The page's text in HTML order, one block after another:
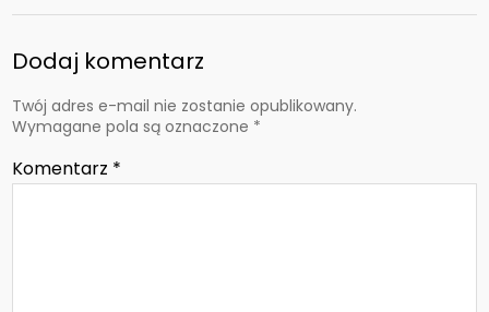
Dodaj komentarz
Twój adres e-mail nie zostanie opublikowany.
Wymagane pola są oznaczone *
Komentarz *